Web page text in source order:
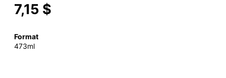
7,15 $
Format
473ml